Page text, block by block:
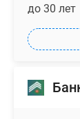
до 30 лет